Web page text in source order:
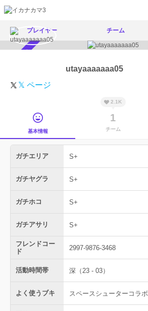
プレイヤー チーム
utayaaaaaaa05
𝕏 ページ
基本情報
2.1K
1
チーム
ガチエリア S+
ガチヤグラ S+
ガチホコ S+
ガチアサリ S+
フレンドコー
ド
2997-9876-3468
活動時間帯 深（23 - 03）
よく使うブキ スペースシューターコラボ